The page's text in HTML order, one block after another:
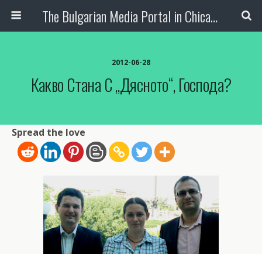
The Bulgarian Media Portal in Chicago
2012-06-28
Какво Стана С „дясното“, Господа?
Spread the love